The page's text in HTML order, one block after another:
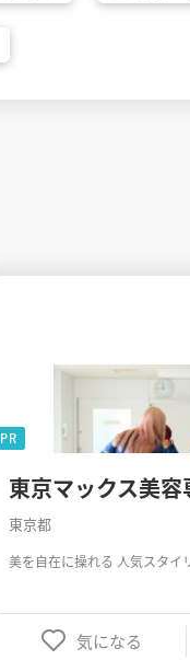
東京マックス美
東京都
美を自在に操れる 人気スタイ
気になる
PR